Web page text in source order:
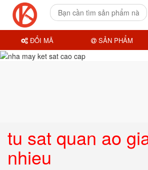
tu sat quan ao
nhieu
ĐỔI MÃ SẢN PHẨM